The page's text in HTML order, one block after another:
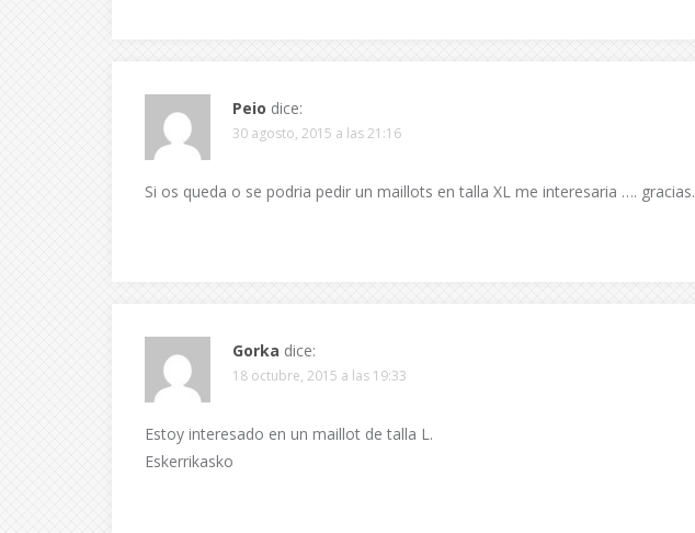
Peio dice:
30 agosto, 2015 a las 21:16
Si os queda o se podria pedir un maillots en talla XL me interesaria …. gracias.
Gorka dice:
18 octubre, 2015 a las 19:33
Estoy interesado en un maillot de talla L.
Eskerrikasko